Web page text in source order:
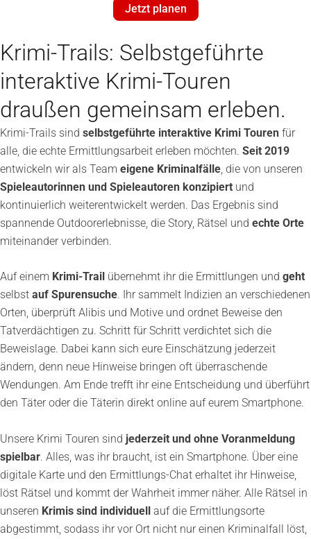
Jetzt planen
Krimi-Trails: Selbstgeführte
interaktive Krimi-Touren
draußen gemeinsam erleben.
Krimi-Trails sind selbstgeführte interaktive Krimi Touren für
alle, die echte Ermittlungsarbeit erleben möchten. Seit 2019
entwickeln wir als Team eigene Kriminalfälle , die von unseren
Spieleautorinnen und Spieleautoren konzipiert und
kontinuierlich weiterentwickelt werden. Das Ergebnis sind
spannende Outdoorerlebnisse, die Story, Rätsel und echte Orte
miteinander verbinden.
Auf einem Krimi-Trail übernehmt ihr die Ermittlungen und geht
selbst auf Spurensuche. Ihr sammelt Indizien an verschiedenen
Orten, überprüft Alibis und Motive und ordnet Beweise den
Tatverdächtigen zu. Schritt für Schritt verdichtet sich die
Beweislage. Dabei kann sich eure Einschätzung jederzeit
ändern, denn neue Hinweise bringen oft überraschende
Wendungen. Am Ende trefft ihr eine Entscheidung und überführt
den Täter oder die Täterin direkt online auf eurem Smartphone.
Unsere Krimi Touren sind jederzeit und ohne Voranmeldung
spielbar. Alles, was ihr braucht, ist ein Smartphone. Über eine
digitale Karte und den Ermittlungs-Chat erhaltet ihr Hinweise,
löst Rätsel und kommt der Wahrheit immer näher. Alle Rätsel in
unseren Krimis sind individuell auf die Ermittlungsorte
abgestimmt, sodass ihr vor Ort nicht nur einen Kriminalfall löst,